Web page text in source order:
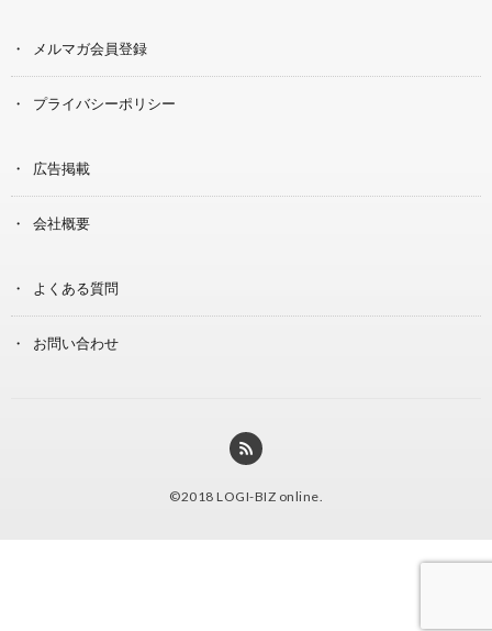
メルマガ会員登録
プライバシーポリシー
広告掲載
会社概要
よくある質問
お問い合わせ
©2018 LOGI-BIZ online